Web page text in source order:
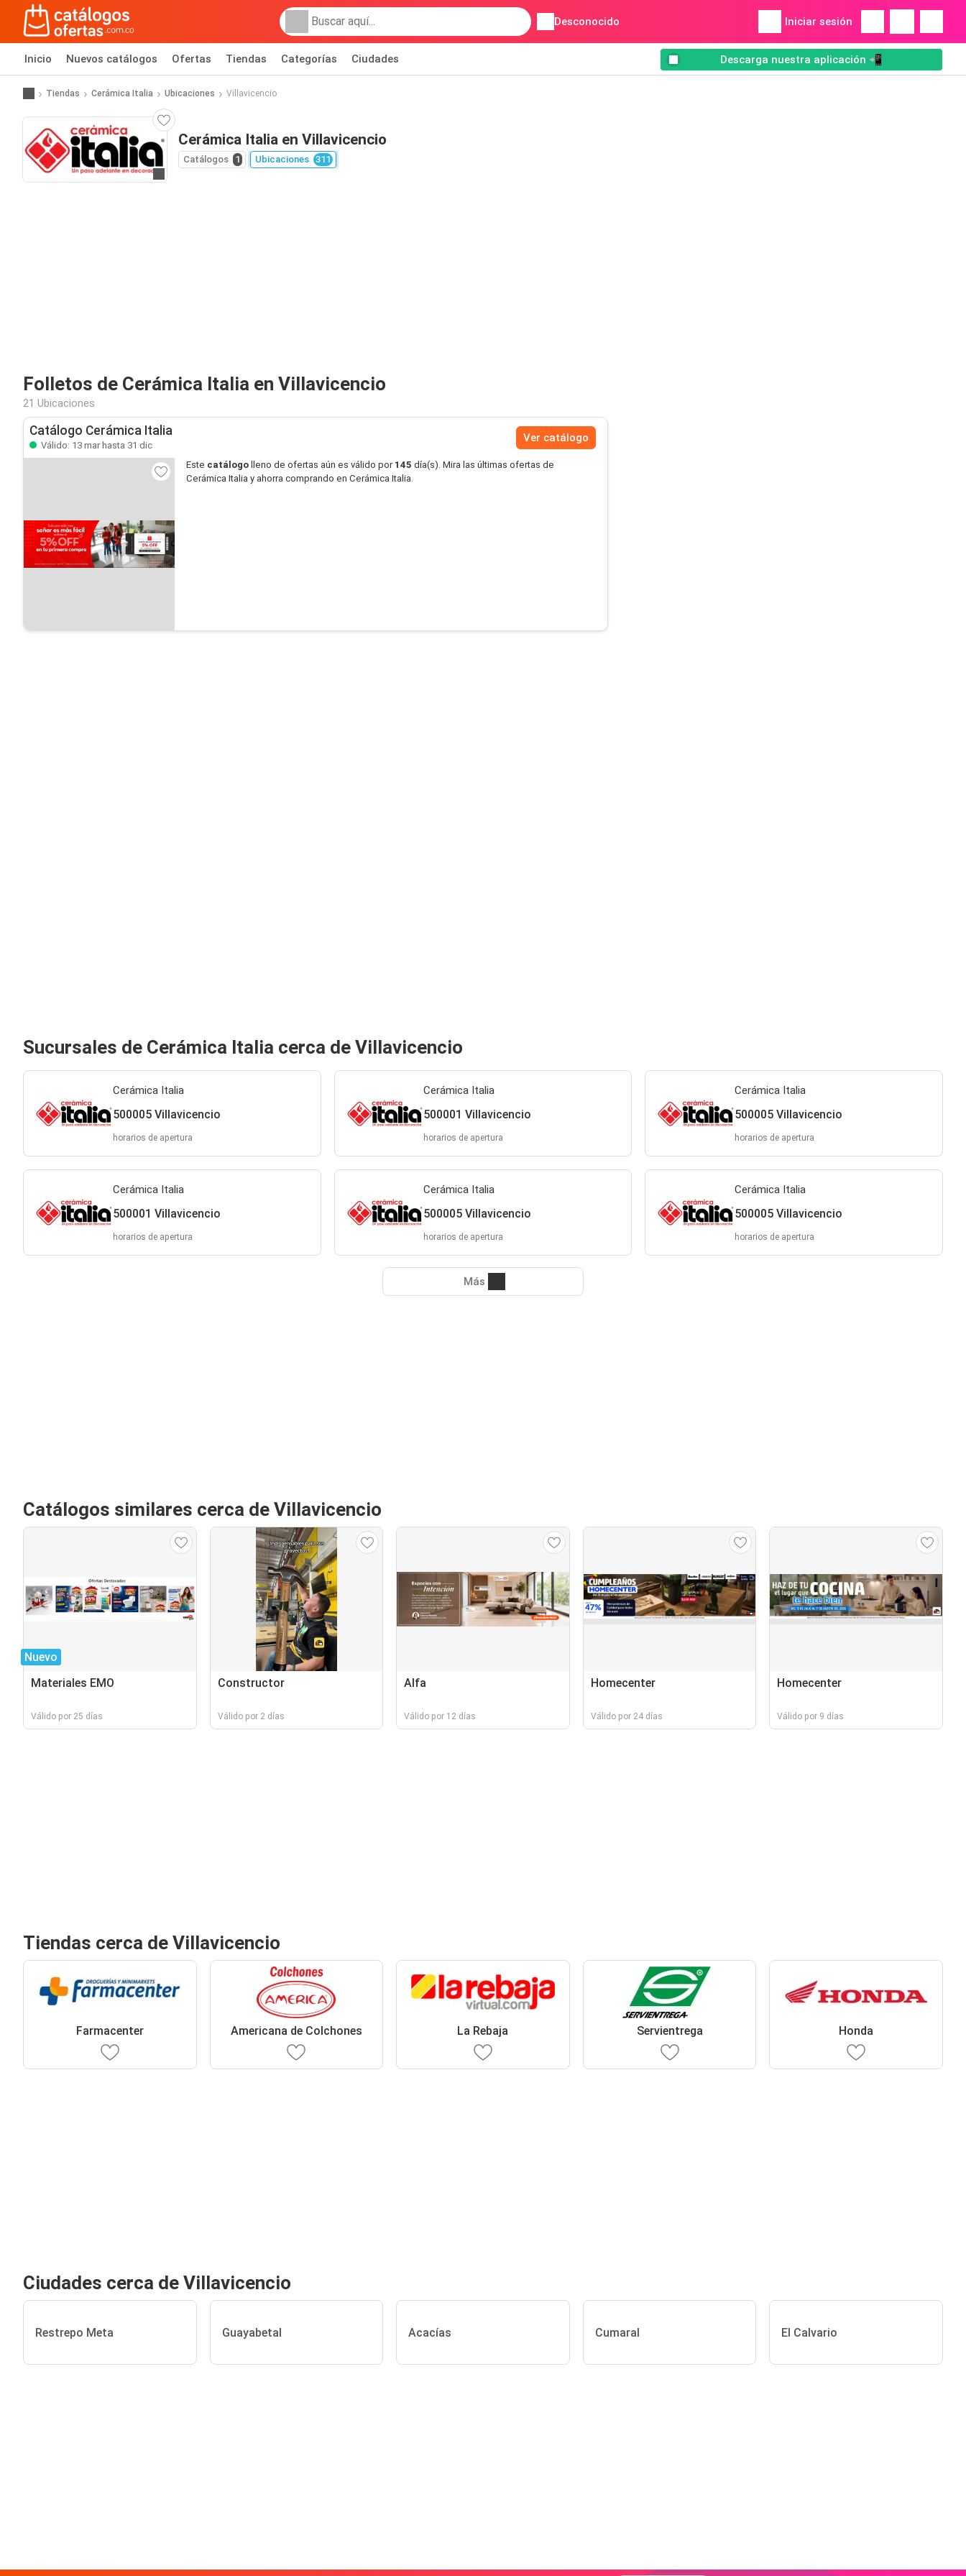
Desconocido Iniciar sesión
Inicio Nuevos catálogos Ofertas Tiendas Categorías Ciudades Descarga nuestra aplicación 📲
Tiendas Cerámica Italia Ubicaciones Villavicencio
Cerámica Italia en Villavicencio
Catálogos 1 Ubicaciones 311
Folletos de Cerámica Italia en Villavicencio
21 Ubicaciones
Catálogo Cerámica Italia
Válido: 13 mar hasta 31 dic
Ver catálogo
Este catálogo lleno de ofertas aún es válido por 145 día(s). Mira las últimas ofertas de
Cerámica Italia y ahorra comprando en Cerámica Italia.
Sucursales de Cerámica Italia cerca de Villavicencio
Cerámica Italia
500005 Villavicencio
horarios de apertura
Cerámica Italia
500001 Villavicencio
horarios de apertura
Cerámica Italia
500005 Villavicencio
horarios de apertura
Cerámica Italia
500001 Villavicencio
horarios de apertura
Cerámica Italia
500005 Villavicencio
horarios de apertura
Cerámica Italia
500005 Villavicencio
horarios de apertura
Más
Catálogos similares cerca de Villavicencio
Nuevo
Materiales EMO
Válido por 25 días
Constructor
Válido por 2 días
Alfa
Válido por 12 días
Homecenter
Válido por 24 días
Homecenter
Válido por 9 días
Tiendas cerca de Villavicencio
Farmacenter Americana de Colchones La Rebaja Servientrega Honda
Ciudades cerca de Villavicencio
Restrepo Meta Guayabetal Acacías Cumaral El Calvario